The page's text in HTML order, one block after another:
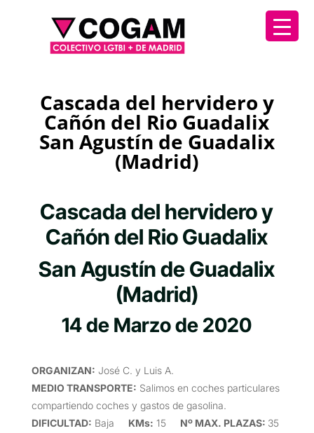
Cascada del hervidero y
Cañón del Rio Guadalix
San Agustín de Guadalix
(Madrid)
Cascada del hervidero y
Cañón del Rio Guadalix
San Agustín de Guadalix
(Madrid)
14 de Marzo de 2020
ORGANIZAN: José C. y Luis A.
MEDIO TRANSPORTE: Salimos en coches particulares
compartiendo coches y gastos de gasolina.
DIFICULTAD: Baja KMs: 15 Nº MAX. PLAZAS: 35